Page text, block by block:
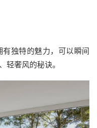
独特的魅力，可以瞬间
轻奢风的秘诀。